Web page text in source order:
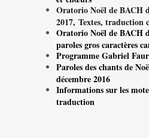
Oratorio Noël de BACH
2017, Textes, traduction
Oratorio Noël de BACH
paroles gros caractères
Programme Gabriel
Paroles des chants de
décembre 2016
Informations sur les
traduction